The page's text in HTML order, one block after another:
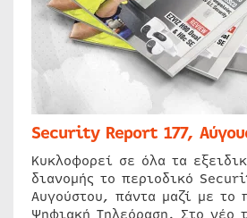
Security Report 177,
Κυκλοφορεί σε όλα τα
διανομής το περιοδικό
Αυγούστου, πάντα μαζί με το
Ψηφιακή Τηλεόραση. Στο νέο